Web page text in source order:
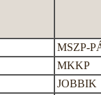
MSZP-
MKKP
JOBBIK